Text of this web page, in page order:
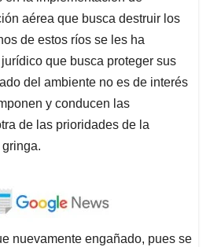
aérea que busca destruir los
de estos ríos se les ha
que busca proteger sus
del ambiente no es de interés
y conducen las
de las prioridades de la
nuevamente engañado, pues se